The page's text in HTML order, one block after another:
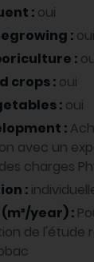
: oui
: oui
:
crops : oui
: oui
:
avec un
charges
:
year) :
de l'étude